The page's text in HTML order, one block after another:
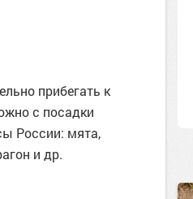
прибегать к
с посадки
России: мята,
и др.